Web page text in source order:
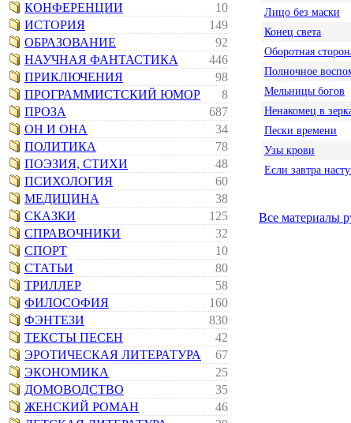
КОНФЕРЕНЦИИ
10
ИСТОРИЯ
149
ОБРАЗОВАНИЕ
92
НАУЧНАЯ ФАНТАСТИКА
446
ПРИКЛЮЧЕНИЯ
98
ПРОГРАММИСТСКИЙ ЮМОР
8
ПРОЗА
687
ОН И ОНА
34
ПОЛИТИКА
78
ПОЭЗИЯ, СТИХИ
48
ПСИХОЛОГИЯ
60
МЕДИЦИНА
38
СКАЗКИ
125
СПРАВОЧНИКИ
32
СПОРТ
10
СТАТЬИ
80
ТРИЛЛЕР
58
ФИЛОСОФИЯ
160
ФЭНТЕЗИ
830
ТЕКСТЫ ПЕСЕН
42
ЭРОТИЧЕСКАЯ ЛИТЕРАТУРА
67
ЭКОНОМИКА
25
ДОМОВОДСТВО
35
ЖЕНСКИЙ РОМАН
46
Лицо без маски
Конец света
Оборотная
Полночное
Мельницы богов
Ненакомец в
Пески времени
Узы крови
Если завтра
Все материалы